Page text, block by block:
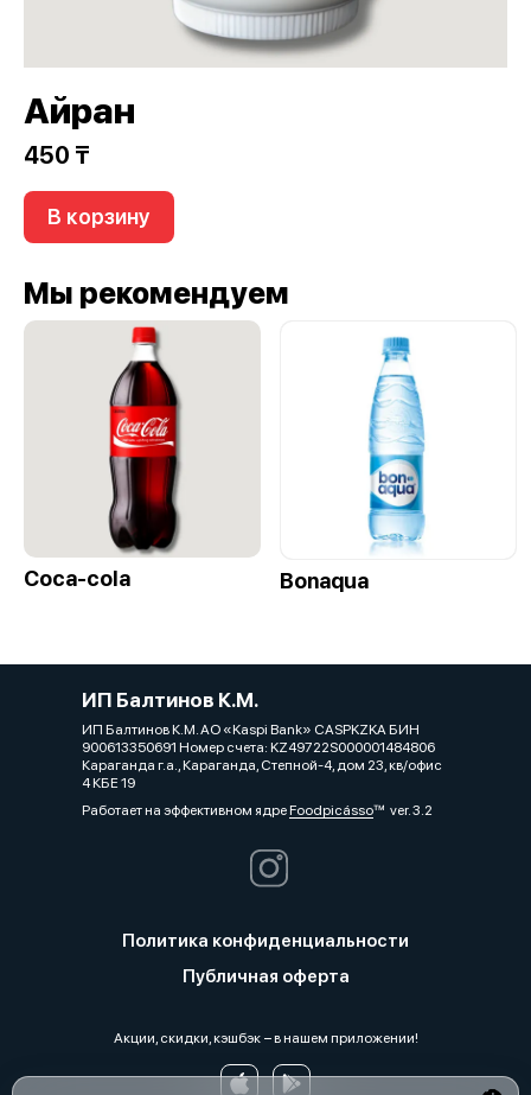
Айран
450 ₸
В корзину
Мы рекомендуем
Coca-cola Bonaqua
ИП Балтинов К.М.
ИП Балтинов К.М. АО «Kaspi Bank» CASPKZKA БИН
900613350691 Номер счета: KZ49722S000001484806
Караганда г.а., Караганда, Степной-4, дом 23, кв/офис
4 КБЕ 19
Работает на эффективном ядреFoodpicássover. 3.2
Политика конфиденциальности
Публичная оферта
Акции, скидки, кэшбэк − в нашем приложении!